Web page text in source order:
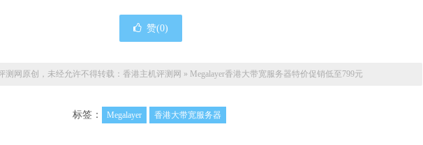
赞(0)
测网原创，未经允许不得转载： 香港主机评测网 » Megalayer香港大带宽服务器特价促销低至799元
标签： Megalayer 香港大带宽服务器